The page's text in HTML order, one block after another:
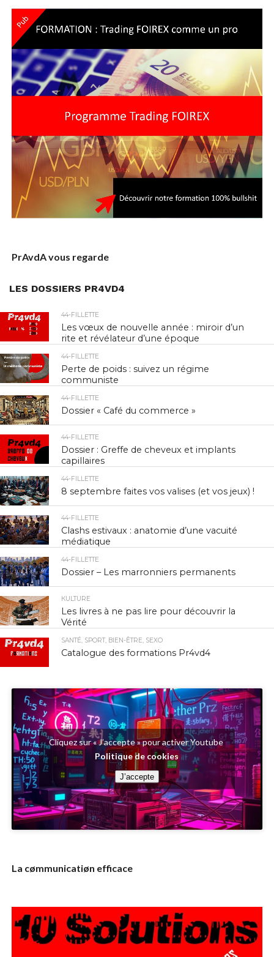
PrAvdA vous regarde
LES DOSSIERS PR4VD4
44-FILLETTE
Les vœux de nouvelle année : miroir d’un
rite et révélateur d’une époque
44-FILLETTE
Perte de poids : suivez un régime
communiste
44-FILLETTE
Dossier « Café du commerce »
44-FILLETTE
Dossier : Greffe de cheveux et implants
capillaires
44-FILLETTE
8 septembre faites vos valises (et vos jeux) !
44-FILLETTE
Clashs estivaux : anatomie d’une vacuité
médiatique
44-FILLETTE
Dossier – Les marronniers permanents
КULTURE
Les livres à ne pas lire pour découvrir la
Vérité
SANTÉ, SPORT, BIEN-ÊTRE, SEXO
Catalogue des formations Pr4vd4
Cliquez sur « J’accepte » pour activer Youtube
Politique de cookies
J’accepte
La cømmunicatiøn efficace